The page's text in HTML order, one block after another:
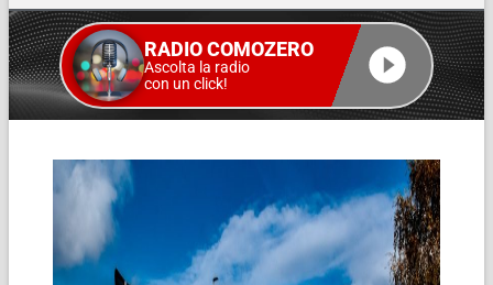
RADIO COMOZERO
Ascolta la radio
con un click!